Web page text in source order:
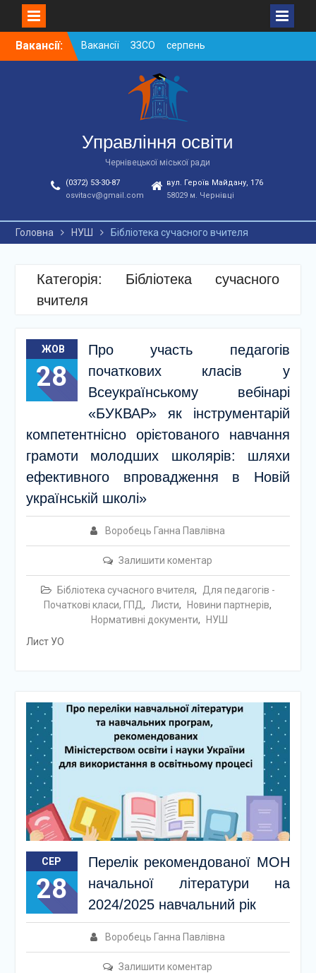
SkipВакансії:
Вакансії ЗЗСО серпень
Вакансії ЗЗСО червень
Вакансії у ЗДО та
дошкільних підрозділах
01.08.2026 р.
Управління освіти
Чернівецької міської ради
(0372) 53-30-87
osvitacv@gmail.com
вул. Героїв Майдану, 176
58029 м. Чернівці
Головна НУШ Бібліотека сучасного вчителя
Категорія: Бібліотека сучасного
вчителя
ЖОВ
28
Про участь педагогів
початкових класів у
Всеукраїнському вебінарі
«БУКВАР» як інструментарій
компетентнісно орієтованого навчання
грамоти молодших школярів: шляхи
ефективного впровадження в Новій
українській школі»
Воробець Ганна Павлівна
Залишити коментар
Бібліотека сучасного вчителя,
Для педагогів -
Початкові класи, ГПД, Листи, Новини партнерів,
Нормативні документи,
НУШ
Лист УО
СЕР
28
Перелік рекомендованої МОН
начальної літератури на
2024/2025 навчальний рік
Воробець Ганна Павлівна
Залишити коментар